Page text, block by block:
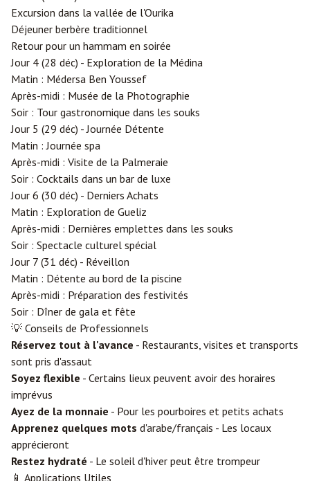
Excursion dans la vallée de l'Ourika
Déjeuner berbère traditionnel
Retour pour un hammam en soirée
Jour 4 (28 déc) - Exploration de la Médina
Matin : Médersa Ben Youssef
Après-midi : Musée de la Photographie
Soir : Tour gastronomique dans les souks
Jour 5 (29 déc) - Journée Détente
Matin : Journée spa
Après-midi : Visite de la Palmeraie
Soir : Cocktails dans un bar de luxe
Jour 6 (30 déc) - Derniers Achats
Matin : Exploration de Gueliz
Après-midi : Dernières emplettes dans les souks
Soir : Spectacle culturel spécial
Jour 7 (31 déc) - Réveillon
Matin : Détente au bord de la piscine
Après-midi : Préparation des festivités
Soir : Dîner de gala et fête
💡 Conseils de Professionnels
Réservez tout à l'avance - Restaurants, visites et transports
sont pris d'assaut
Soyez flexible - Certains lieux peuvent avoir des horaires
imprévus
Ayez de la monnaie - Pour les pourboires et petits achats
Apprenez quelques mots d'arabe/français - Les locaux
apprécieront
Restez hydraté - Le soleil d'hiver peut être trompeur
📱 Applications Utiles